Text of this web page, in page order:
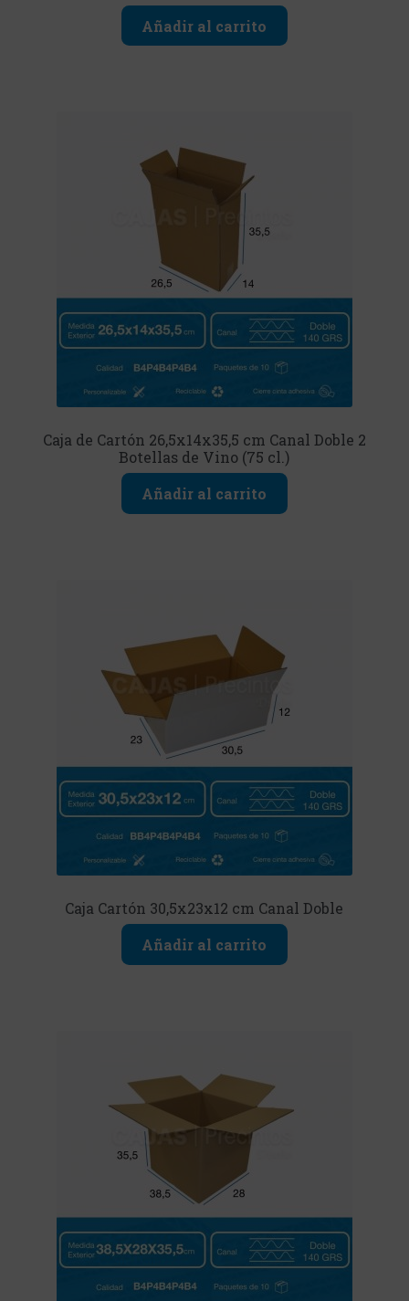
Añadir al carrito
Caja de Cartón 26,5x14x35,5 cm Canal Doble 2
Botellas de Vino (75 cl.)
Añadir al carrito
Caja Cartón 30,5x23x12 cm Canal Doble
Añadir al carrito